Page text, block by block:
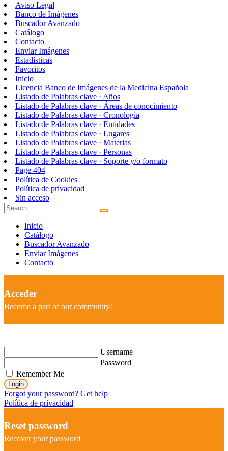
Aviso Legal
Banco de Imágenes
Buscador Avanzado
Catálogo
Contacto
Enviar Imágenes
Estadísticas
Favoritos
Inicio
Licencia Banco de Imágenes de la Medicina Española
Listado de Palabras clave · Años
Listado de Palabras clave · Áreas de conocimiento
Listado de Palabras clave · Cronología
Listado de Palabras clave · Entidades
Listado de Palabras clave · Lugares
Listado de Palabras clave · Materias
Listado de Palabras clave · Personas
Listado de Palabras clave · Soporte y/o formato
Page 404
Política de Cookies
Política de privacidad
Sin acceso
Inicio
Catálogo
Buscador Avanzado
Enviar Imágenes
Contacto
Acceder
Become a part of our community!
Username
Password
Remember Me
Login
Forgot your password? Get help
Política de privacidad
Reset password
Recover your password